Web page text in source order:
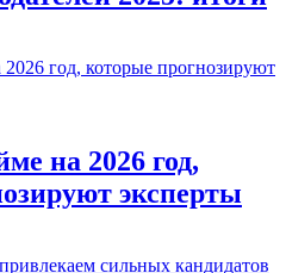
на 2026 год,
эксперты